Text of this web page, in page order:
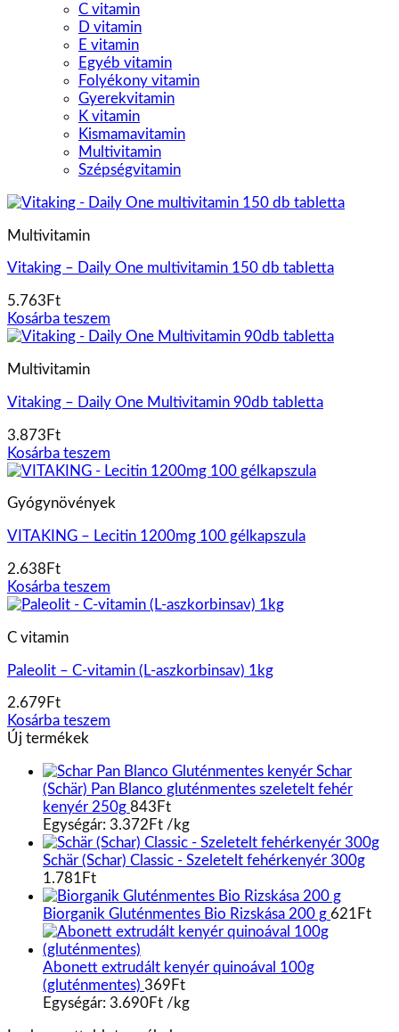
C vitamin
D vitamin
E vitamin
Egyéb vitamin
Folyékony vitamin
Gyerekvitamin
K vitamin
Kismamavitamin
Multivitamin
Szépségvitamin
Multivitamin
Vitaking – Daily One multivitamin 150 db tabletta
5.763 Ft
Kosárba teszem
Multivitamin
Vitaking – Daily One Multivitamin 90db tabletta
3.873 Ft
Kosárba teszem
Gyógynövények
VITAKING – Lecitin 1200mg 100 gélkapszula
2.638 Ft
Kosárba teszem
C vitamin
Paleolit – C-vitamin (L-aszkorbinsav) 1kg
2.679 Ft
Kosárba teszem
Új termékek
Schar
(Schär) Pan Blanco gluténmentes szeletelt fehér
kenyér 250g 843 Ft
Egységár: 3.372 Ft /kg
Schär (Schar) Classic - Szeletelt fehérkenyér 300g
1.781 Ft
Biorganik Gluténmentes Bio Rizskása 200 g 621 Ft
Abonett extrudált kenyér quinoával 100g
(gluténmentes) 369 Ft
Egységár: 3.690Ft /kg